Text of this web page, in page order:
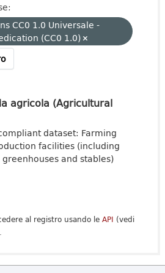
CC0 1.0 Universale -
(CC0 1.0)
agricola (Agricultural
dataset: Farming
facilities (including
and stables)
al registro usando le API (vedi